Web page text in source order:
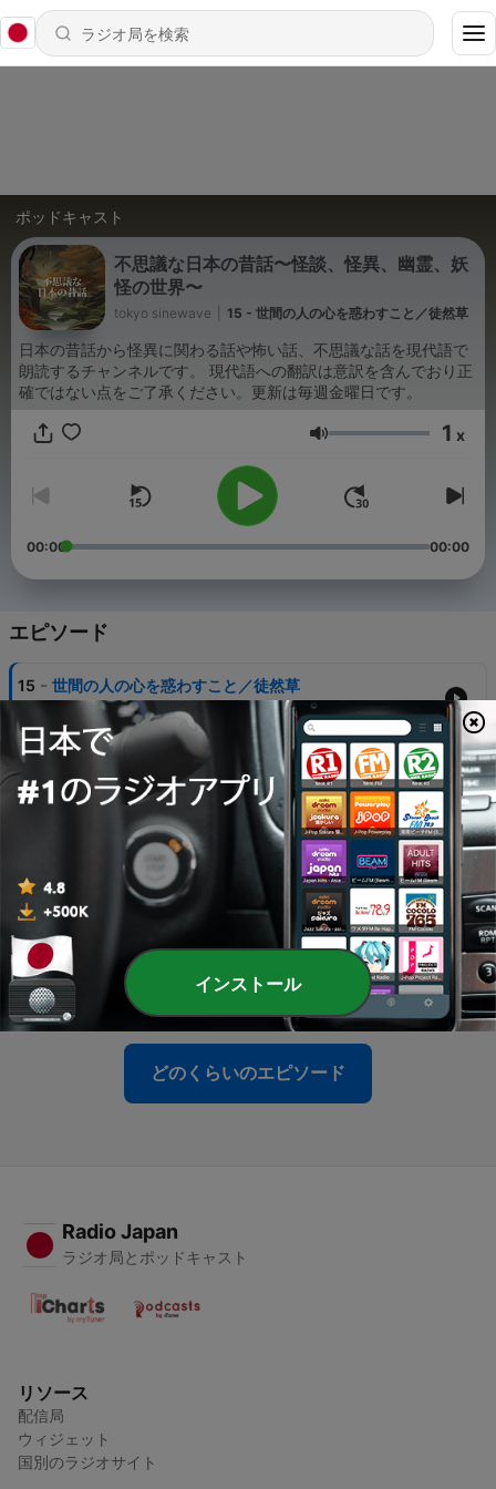
ポッドキャスト
不思議な日本の昔話〜怪談、怪異、幽霊、妖
怪の世界〜
tokyo sinewave 15 - 世間の人の心を惑わすこと／徒然草
日本の昔話から怪異に関わる話や怖い話、不思議な話を現代語で
朗読するチャンネルです。 現代語への翻訳は意訳を含んでおり正
確ではない点をご了承ください。更新は毎週金曜日です。
音量 1 x
00:00 00:00
エピソード
15 - 世間の人の心を惑わすこと／徒然草
03 11月 2023
14 - 常具天蓋人語／今昔物語集
26 10月 2023
弥勒為盗人被壊叫給語／今昔物語集
12 - 高野証空上人、京へ上りけるに／徒然草
12 10月 2023
11 - 小笠原殿家に大坊主ばけ物の事／諸国百物語
05 10月 2023
どのくらいのエピソード
Radio Japan
ラジオ局とポッドキャスト
リソース
配信局
ウィジェット
国別のラジオサイト
インストール